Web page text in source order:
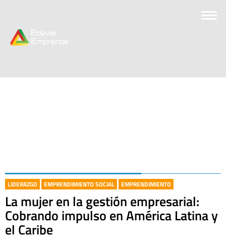
LIDERAZGO EMPRENDIMIENTO SOCIAL EMPRENDIMIENTO
La mujer en la gestión empresarial:
Cobrando impulso en América Latina y
el Caribe